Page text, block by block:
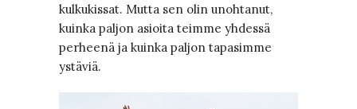
kulkukissat. Mutta sen olin unohtanut,
kuinka paljon asioita teimme yhdessä
perheenä ja kuinka paljon tapasimme
ystäviä.